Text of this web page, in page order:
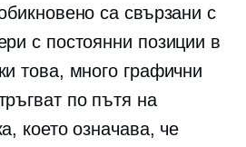
са свързани с
с постоянни позиции в
това, много графични
по пътя на
което означава, че